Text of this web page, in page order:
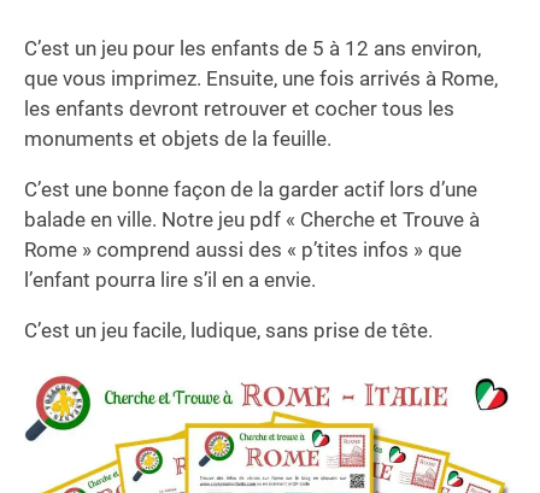
C’est un jeu pour les enfants de 5 à 12 ans environ,
que vous imprimez. Ensuite, une fois arrivés à Rome,
les enfants devront retrouver et cocher tous les
monuments et objets de la feuille.
C’est une bonne façon de la garder actif lors d’une
balade en ville. Notre jeu pdf « Cherche et Trouve à
Rome » comprend aussi des « p’tites infos » que
l’enfant pourra lire s’il en a envie.
C’est un jeu facile, ludique, sans prise de tête.